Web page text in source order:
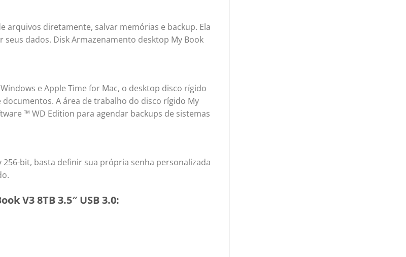
diretamente, salvar memórias e backup. Ela
dados. Disk Armazenamento desktop My Book
e Apple Time for Mac, o desktop disco rígido
A área de trabalho do disco rígido My
™ WD Edition para agendar backups de sistemas
bit, basta definir sua própria senha personalizada
V3 8TB 3.5″ USB 3.0: